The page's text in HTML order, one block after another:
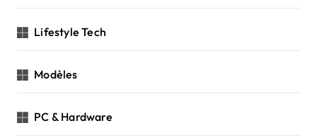
Lifestyle Tech
Modèles
PC & Hardware